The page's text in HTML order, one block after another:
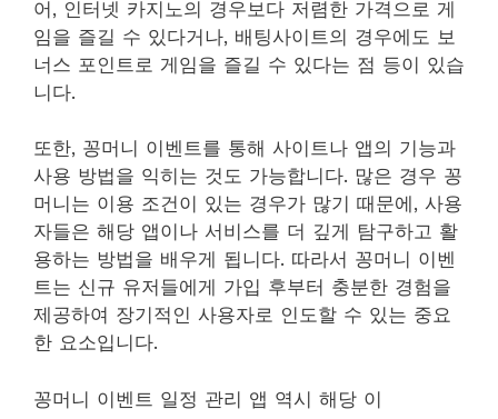
어, 인터넷 카지노의 경우보다 저렴한 가격으로 게
임을 즐길 수 있다거나, 배팅사이트의 경우에도 보
너스 포인트로 게임을 즐길 수 있다는 점 등이 있습
니다.
또한, 꽁머니 이벤트를 통해 사이트나 앱의 기능과
사용 방법을 익히는 것도 가능합니다. 많은 경우 꽁
머니는 이용 조건이 있는 경우가 많기 때문에, 사용
자들은 해당 앱이나 서비스를 더 깊게 탐구하고 활
용하는 방법을 배우게 됩니다. 따라서 꽁머니 이벤
트는 신규 유저들에게 가입 후부터 충분한 경험을
제공하여 장기적인 사용자로 인도할 수 있는 중요
한 요소입니다.
꽁머니 이벤트 일정 관리 앱 역시 해당 이